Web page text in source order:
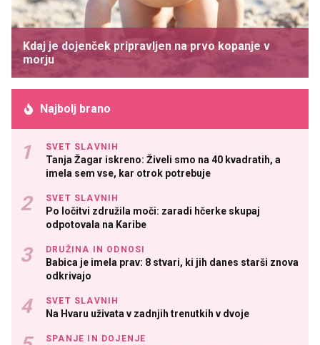
Kdaj je dojenček pripravljen na prvo kopanje v
morju
Najbolj brano
SVET SLAVNIH
Tanja Žagar iskreno: Živeli smo na 40 kvadratih, a
imela sem vse, kar otrok potrebuje
SVET SLAVNIH
Po ločitvi združila moči: zaradi hčerke skupaj
odpotovala na Karibe
DRUŽINA IN ODNOSI
Babica je imela prav: 8 stvari, ki jih danes starši znova
odkrivajo
SVET SLAVNIH
Na Hvaru uživata v zadnjih trenutkih v dvoje
SPANJE IN DOJENJE